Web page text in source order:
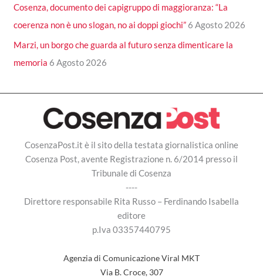
Cosenza, documento dei capigruppo di maggioranza: “La
coerenza non è uno slogan, no ai doppi giochi” 6 Agosto 2026
Marzi, un borgo che guarda al futuro senza dimenticare la
memoria 6 Agosto 2026
CosenzaPost.it è il sito della testata giornalistica online
Cosenza Post, avente Registrazione n. 6/2014 presso il
Tribunale di Cosenza
----
Direttore responsabile Rita Russo – Ferdinando Isabella
editore
p.Iva 03357440795
Agenzia di Comunicazione Viral MKT
Via B. Croce, 307